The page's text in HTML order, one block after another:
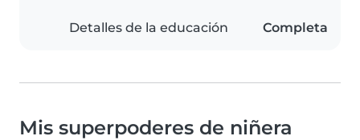
Detalles de la educación Completa
Mis superpoderes de niñera